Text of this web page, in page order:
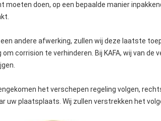
doen, op een bepaalde manier
andere afwerking, zullen wij deze laatste
corrision te verhinderen. Bij KAFA, wij van de
het verschepen regeling volgen,
uw plaatsplaats. Wij zullen verstrekken het